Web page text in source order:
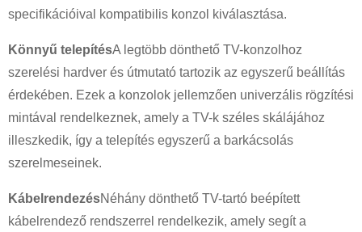
specifikációival kompatibilis konzol kiválasztása.
Könnyű telepítésA legtöbb dönthető TV-konzolhoz
szerelési hardver és útmutató tartozik az egyszerű beállítás
érdekében. Ezek a konzolok jellemzően univerzális rögzítési
mintával rendelkeznek, amely a TV-k széles skálájához
illeszkedik, így a telepítés egyszerű a barkácsolás
szerelmeseinek.
KábelrendezésNéhány dönthető TV-tartó beépített
kábelrendező rendszerrel rendelkezik, amely segít a
×
VÁLASSZA KI A SAJÁT AZONOSSÁGÁT
Én vagyok
A CHARM ügyfele
SZEMÉLYAZONOSSÁG IGAZOLÁSA
Kérjük, adja meg jelenlegi munkahelyi e-mail címét alább,